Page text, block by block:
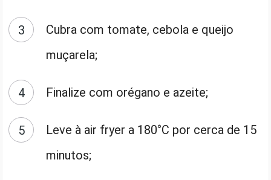
Cubra com tomate, cebola e queijo
muçarela;
Finalize com orégano e azeite;
Leve à air fryer a 180°C por cerca de 15
minutos;